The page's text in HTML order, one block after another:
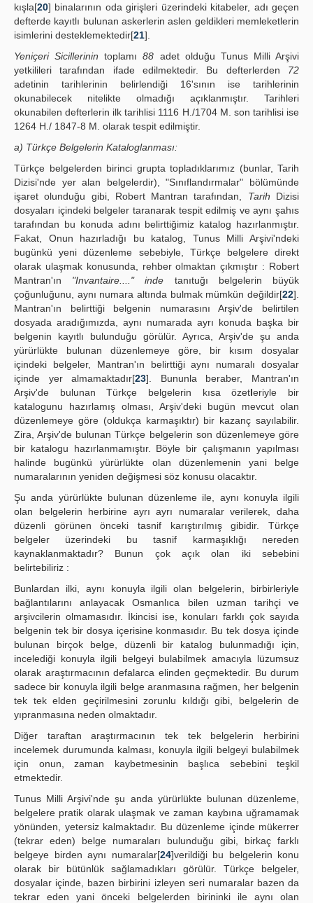
kışla[20] binalarının oda girişleri üzerindeki kitabeler, adı geçen
defterde kayıtlı bulunan askerlerin aslen geldikleri memleketlerin
isimlerini desteklemektedir[21].
Yeniçeri Sicillerinin toplamı88 adet olduğu Tunus Milli Arşivi
yetkilileri tarafından ifade edilmektedir. Bu defterlerden 72
adetinin tarihlerinin belirlendiği 16'sının ise tarihlerinin
okunabilecek nitelikte olmadığı açıklanmıştır. Tarihleri
okunabilen defterlerin ilk tarihlisi 1116 H./1704 M. son tarihlisi ise
1264 H./ 1847-8 M. olarak tespit edilmiştir.
a) Türkçe Belgelerin Kataloglanması:
Türkçe belgelerden birinci grupta topladıklarımız (bunlar, Tarih
Dizisi'nde yer alan belgelerdir), "Sınıflandırmalar" bölümünde
işaret olunduğu gibi, Robert Mantran tarafından, Tarih Dizisi
dosyaları içindeki belgeler taranarak tespit edilmiş ve aynı şahıs
tarafından bu konuda adını belirttiğimiz katalog hazırlanmıştır.
Fakat, Onun hazırladığı bu katalog, Tunus Milli Arşivi'ndeki
bugünkü yeni düzenleme sebebiyle, Türkçe belgelere direkt
olarak ulaşmak konusunda, rehber olmaktan çıkmıştır : Robert
Mantran'ın "Invantaire...." inde tanıtuğı belgelerin büyük
çoğunluğunu, aynı numara altında bulmak mümkün değildir[22].
Mantran'ın belirttiği belgenin numarasını Arşiv'de belirtilen
dosyada aradığımızda, aynı numarada ayrı konuda başka bir
belgenin kayıtlı bulunduğu görülür. Ayrıca, Arşiv'de şu anda
yürürlükte bulunan düzenlemeye göre, bir kısım dosyalar
içindeki belgeler, Mantran'ın belirttiği aynı numaralı dosyalar
içinde yer almamaktadır[23]. Bununla beraber, Mantran'ın
Arşiv'de bulunan Türkçe belgelerin kısa özetleriyle bir
katalogunu hazırlamış olması, Arşiv'deki bugün mevcut olan
düzenlemeye göre (oldukça karmaşıktır) bir kazanç sayılabilir.
Zira, Arşiv'de bulunan Türkçe belgelerin son düzenlemeye göre
bir katalogu hazırlanmamıştır. Böyle bir çalışmanın yapılması
halinde bugünkü yürürlükte olan düzenlemenin yani belge
numaralarının yeniden değişmesi söz konusu olacaktır.
Şu anda yürürlükte bulunan düzenleme ile, aynı konuyla ilgili
olan belgelerin herbirine ayrı ayrı numaralar verilerek, daha
düzenli görünen önceki tasnif karıştırılmış gibidir. Türkçe
belgeler üzerindeki bu tasnif karmaşıklığı nereden
kaynaklanmaktadır? Bunun çok açık olan iki sebebini
belirtebiliriz :
Bunlardan ilki, aynı konuyla ilgili olan belgelerin, birbirleriyle
bağlantılarını anlayacak Osmanlıca bilen uzman tarihçi ve
arşivcilerin olmamasıdır. İkincisi ise, konuları farklı çok sayıda
belgenin tek bir dosya içerisine konmasıdır. Bu tek dosya içinde
bulunan birçok belge, düzenli bir katalog bulunmadığı için,
incelediği konuyla ilgili belgeyi bulabilmek amacıyla lüzumsuz
olarak araştırmacının defalarca elinden geçmektedir. Bu durum
sadece bir konuyla ilgili belge aranmasına rağmen, her belgenin
tek tek elden geçirilmesini zorunlu kıldığı gibi, belgelerin de
yıpranmasına neden olmaktadır.
Diğer taraftan araştırmacının tek tek belgelerin herbirini
incelemek durumunda kalması, konuyla ilgili belgeyi bulabilmek
için onun, zaman kaybetmesinin başlıca sebebini teşkil
etmektedir.
Tunus Milli Arşivi'nde şu anda yürürlükte bulunan düzenleme,
belgelere pratik olarak ulaşmak ve zaman kaybına uğramamak
yönünden, yetersiz kalmaktadır. Bu düzenleme içinde mükerrer
(tekrar eden) belge numaraları bulunduğu gibi, birkaç farklı
belgeye birden aynı numaralar[24]verildiği bu belgelerin konu
olarak bir bütünlük sağlamadıkları görülür. Türkçe belgeler,
dosyalar içinde, bazen birbirini izleyen seri numaralar bazen da
tekrar eden yani önceki belgelerden birininki ile aynı olan